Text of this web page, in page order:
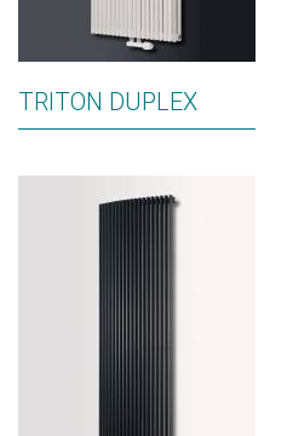
TRITON DUPLEX